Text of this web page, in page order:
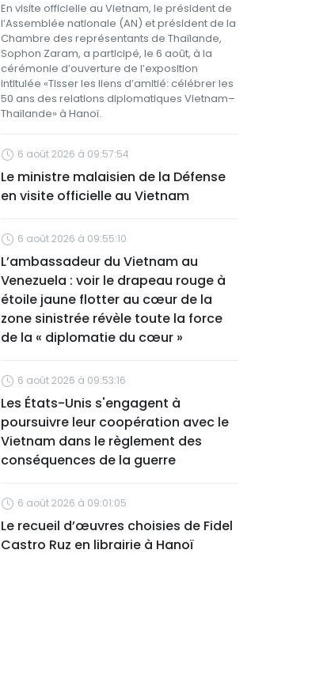
En visite officielle au Vietnam, le président de
l’Assemblée nationale (AN) et président de la
Chambre des représentants de Thaïlande,
Sophon Zaram, a participé, le 6 août, à la
cérémonie d’ouverture de l’exposition
intitulée «Tisser les liens d’amitié: célébrer les
50 ans des relations diplomatiques Vietnam–
Thaïlande» à Hanoï.
6 août 2026 à 09:57:54
Le ministre malaisien de la Défense
en visite officielle au Vietnam
6 août 2026 à 09:55:10
L’ambassadeur du Vietnam au
Venezuela : voir le drapeau rouge à
étoile jaune flotter au cœur de la
zone sinistrée révèle toute la force
de la « diplomatie du cœur »
6 août 2026 à 09:53:16
Les États-Unis s'engagent à
poursuivre leur coopération avec le
Vietnam dans le règlement des
conséquences de la guerre
6 août 2026 à 09:01:05
Le recueil d’œuvres choisies de Fidel
Castro Ruz en librairie à Hanoï